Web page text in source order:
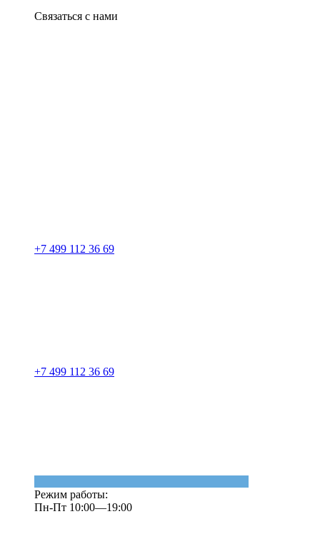
Связаться с нами
+7 499 112 36 69
+7 499 112 36 69
Режим работы:
Пн-Пт 10:00—19:00